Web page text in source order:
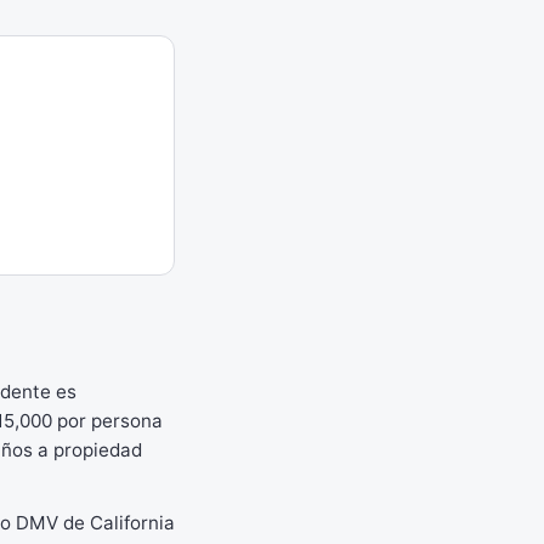
es
por persona
a propiedad
DMV de California